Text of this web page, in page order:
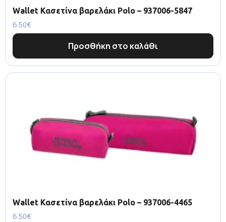
Wallet Κασετίνα βαρελάκι Polo – 937006-5847
6.50€
Προσθήκη στο καλάθι
Wallet Κασετίνα βαρελάκι Polo – 937006-4465
6.50€